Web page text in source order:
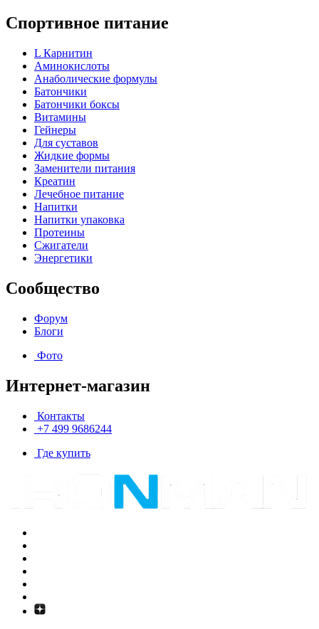
Спортивное питание
L Карнитин
Аминокислоты
Анаболические формулы
Батончики
Батончики боксы
Витамины
Гейнеры
Для суставов
Жидкие формы
Заменители питания
Креатин
Лечебное питание
Напитки
Напитки упаковка
Протеины
Сжигатели
Энергетики
Сообщество
Форум
Блоги
Фото
Интернет-магазин
Контакты
+7 499 9686244
Где купить